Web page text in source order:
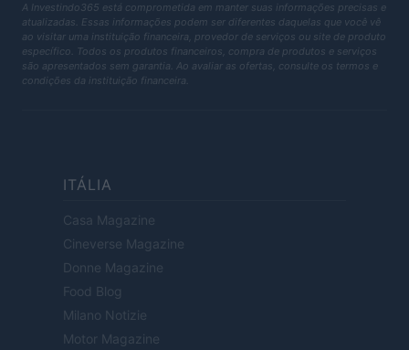
A Investindo365 está comprometida em manter suas informações precisas e
atualizadas. Essas informações podem ser diferentes daquelas que você vê
ao visitar uma instituição financeira, provedor de serviços ou site de produto
específico. Todos os produtos financeiros, compra de produtos e serviços
são apresentados sem garantia. Ao avaliar as ofertas, consulte os termos e
condições da instituição financeira.
ITÁLIA
Casa Magazine
Cineverse Magazine
Donne Magazine
Food Blog
Milano Notizie
Motor Magazine